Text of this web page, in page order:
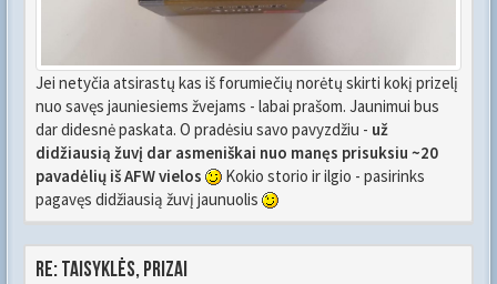
Jei netyčia atsirastų kas iš forumiečių norėtų skirti kokį prizelį
nuo savęs jauniesiems žvejams - labai prašom. Jaunimui bus
dar didesnė paskata. O pradėsiu savo pavyzdžiu - už
didžiausią žuvį dar asmeniškai nuo manęs prisuksiu ~20
pavadėlių iš AFW vielos
Kokio storio ir ilgio - pasirinks
pagavęs didžiausią žuvį jaunuolis
Re: Taisyklės, prizai